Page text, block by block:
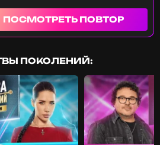
ПОСМОТРЕТЬ ПОВТОР
ПОКОЛЕНИЙ: